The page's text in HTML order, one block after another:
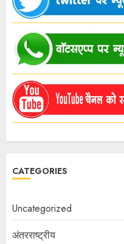
CATEGORIES
Uncategorized
अंतरराष्ट्रीय